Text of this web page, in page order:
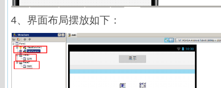
4、界面布局摆放如下：